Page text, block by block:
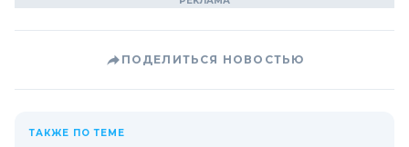
ПОДЕЛИТЬСЯ НОВОСТЬЮ
ТАКЖЕ ПО ТЕМЕ